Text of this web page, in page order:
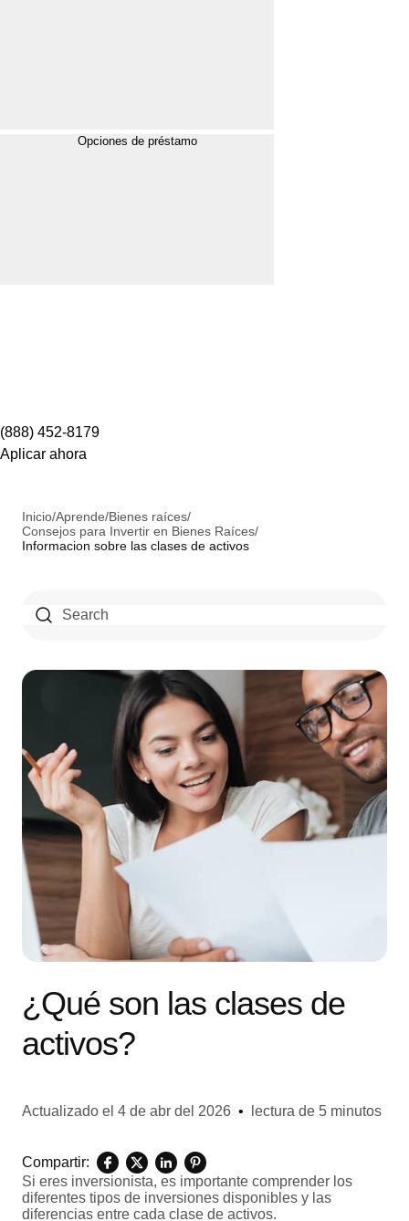
Opciones de préstamo
(888) 452-8179
Aplicar ahora
Inicio/Aprende/Bienes raíces/
Consejos para Invertir en Bienes Raíces/
Informacion sobre las clases de activos
¿Qué son las clases de
activos?
Actualizado el 4 de abr del 2026 • lectura de 5 minutos
Compartir:
Si eres inversionista, es importante comprender los
diferentes tipos de inversiones disponibles y las
diferencias entre cada clase de activos.